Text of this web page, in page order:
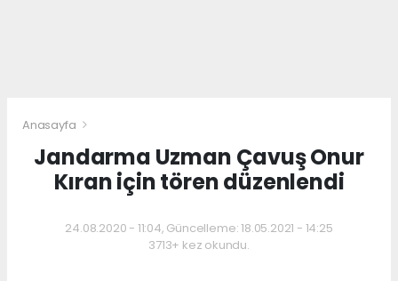
Anasayfa
Jandarma Uzman Çavuş Onur
Kıran için tören düzenlendi
24.08.2020 - 11:04, Güncelleme: 18.05.2021 - 14:25
3713+ kez okundu.